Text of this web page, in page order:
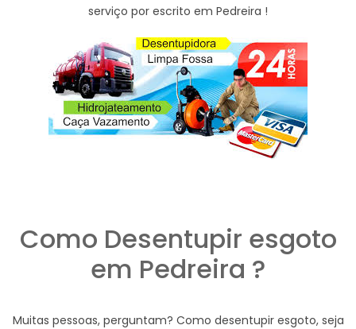
serviço por escrito em Pedreira !
Como Desentupir esgoto
em Pedreira ?
Muitas pessoas, perguntam? Como desentupir esgoto, seja